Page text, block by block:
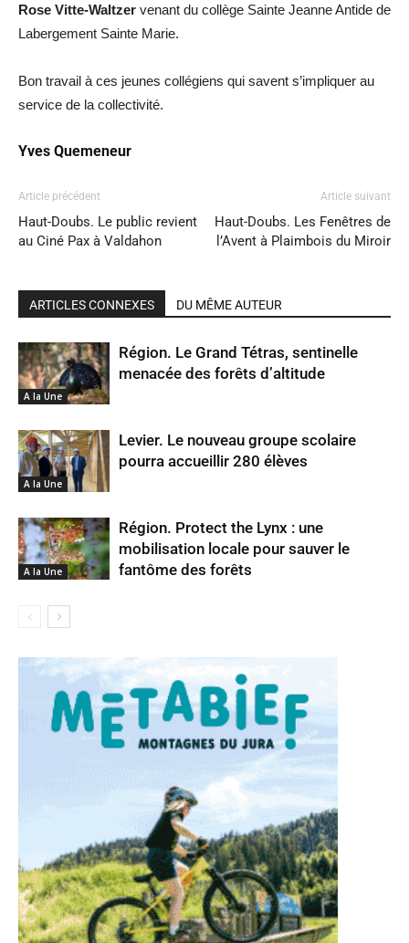
Rose Vitte-Waltzer venant du collège Sainte Jeanne Antide de
Labergement Sainte Marie.
Bon travail à ces jeunes collégiens qui savent s’impliquer au
service de la collectivité.
Yves Quemeneur
Article précédent
Haut-Doubs. Le public revient
au Ciné Pax à Valdahon
Article suivant
Haut-Doubs. Les Fenêtres de
l’Avent à Plaimbois du Miroir
ARTICLES CONNEXES DU MÊME AUTEUR
A la Une
Région. Le Grand Tétras, sentinelle
menacée des forêts d’altitude
A la Une
Levier. Le nouveau groupe scolaire
pourra accueillir 280 élèves
A la Une
Région. Protect the Lynx : une
mobilisation locale pour sauver le
fantôme des forêts